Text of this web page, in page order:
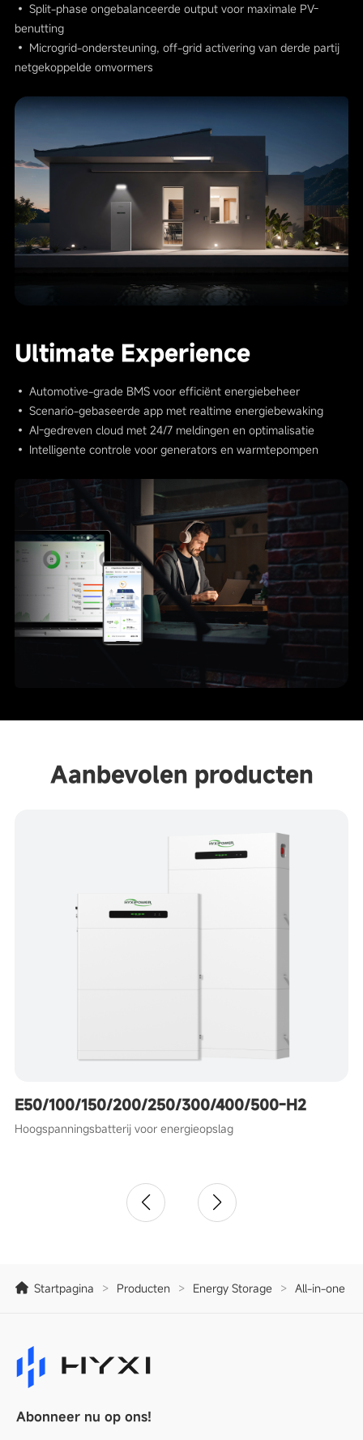
• Split-phase ongebalanceerde output voor maximale PV-
benutting
• Microgrid-ondersteuning, off-grid activering van derde partij
netgekoppelde omvormers
Ultimate Experience
• Automotive-grade BMS voor efficiënt energiebeheer
• Scenario-gebaseerde app met realtime energiebewaking
• AI-gedreven cloud met 24/7 meldingen en optimalisatie
• Intelligente controle voor generators en warmtepompen
Aanbevolen producten
E50/100/150/200/250/300/400/500-H2
Hoogspanningsbatterij voor energieopslag
Startpagina > Producten > Energy Storage > All-in-one
Abonneer nu op ons!